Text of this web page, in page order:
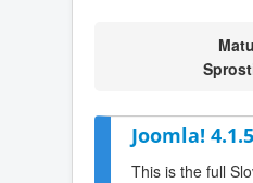
Joomla!
This is the full